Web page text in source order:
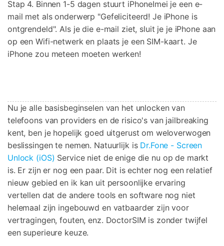
Stap 4. Binnen 1-5 dagen stuurt iPhoneImei je een e-
mail met als onderwerp "Gefeliciteerd! Je iPhone is
ontgrendeld". Als je die e-mail ziet, sluit je je iPhone aan
op een Wifi-netwerk en plaats je een SIM-kaart. Je
iPhone zou meteen moeten werken!
Nu je alle basisbeginselen van het unlocken van
telefoons van providers en de risico's van jailbreaking
kent, ben je hopelijk goed uitgerust om weloverwogen
beslissingen te nemen. Natuurlijk is Dr.Fone - Screen
Unlock (iOS) Service niet de enige die nu op de markt
is. Er zijn er nog een paar. Dit is echter nog een relatief
nieuw gebied en ik kan uit persoonlijke ervaring
vertellen dat de andere tools en software nog niet
helemaal zijn ingebouwd en vatbaarder zijn voor
vertragingen, fouten, enz. DoctorSIM is zonder twijfel
een superieure keuze.